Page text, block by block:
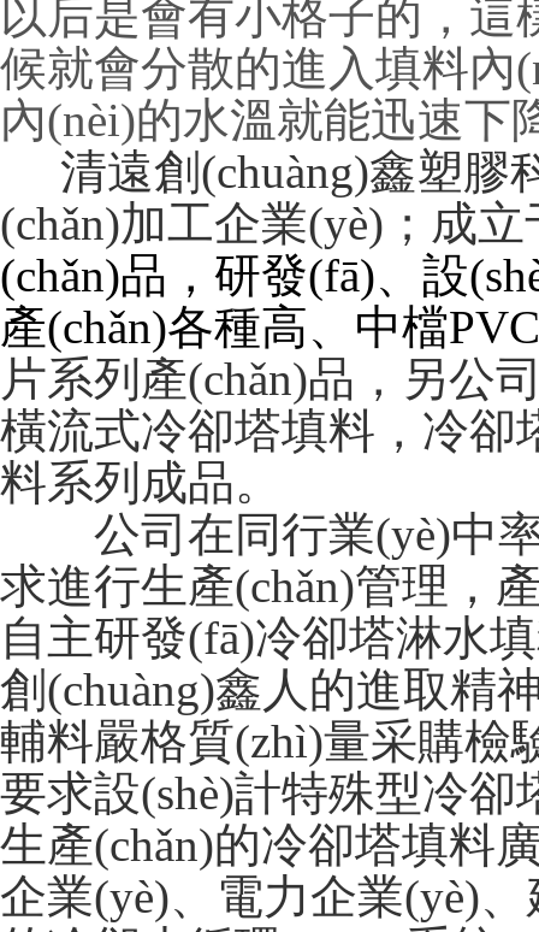
以后是會有小格子的
候就會分散的進入填料內
內(nèi)的水溫就能迅速下
清遠創(chuàng)鑫塑
(chǎn)加工企業(yè)；成立
(chǎn)品，研發(fā)、
產(chǎn)各種高、中檔
片系列產(chǎn)品，
橫流式冷卻塔填料，冷
料系列成品。
公司在同行業(yè)中率
求進行生產(chǎn)管理，
自主研發(fā)冷卻塔淋水
創(chuàng)鑫人的進取精
輔料嚴格質(zhì)量采購檢
要求設(shè)計特殊型冷卻
生產(chǎn)的冷卻塔填料
企業(yè)、電力企業